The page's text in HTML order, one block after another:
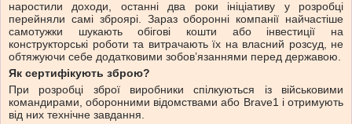
наростили доходи, останні два роки ініціативу у розробці
перейняли самі зброярі. Зараз оборонні компанії найчастіше
самотужки шукають обігові кошти або інвестиції на
конструкторські роботи та витрачають їх на власний розсуд, не
обтяжуючи себе додатковими зобов’язаннями перед державою.
Як сертифікують зброю?
При розробці зброї виробники спілкуються із військовими
командирами, оборонними відомствами або Brave1 і отримують
від них технічне завдання.